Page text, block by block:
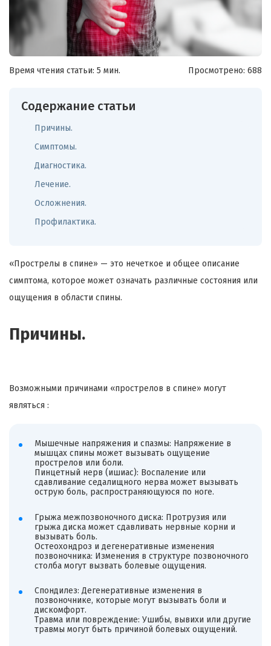
Время чтения статьи: 5 мин. Просмотрено: 688
Содержание статьи
Причины.
Симптомы.
Диагностика.
Лечение.
Осложнения.
Профилактика.
«Прострелы в спине» — это нечеткое и общее описание
симптома, которое может означать различные состояния или
ощущения в области спины.
Причины.
Возможными причинами «прострелов в спине» могут
являться :
Мышечные напряжения и спазмы: Напряжение в
мышцах спины может вызывать ощущение
прострелов или боли.
Пинцетный нерв (ишиас): Воспаление или
сдавливание седалищного нерва может вызывать
острую боль, распространяющуюся по ноге.
Грыжа межпозвоночного диска: Протрузия или
грыжа диска может сдавливать нервные корни и
вызывать боль.
Остеохондроз и дегенеративные изменения
позвоночника: Изменения в структуре позвоночного
столба могут вызвать болевые ощущения.
Спондилез: Дегенеративные изменения в
позвоночнике, которые могут вызывать боли и
дискомфорт.
Травма или повреждение: Ушибы, вывихи или другие
травмы могут быть причиной болевых ощущений.